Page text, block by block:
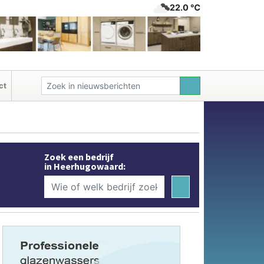
22.0 ℃
Zoek een bedrijf
in Heerhugowaard: